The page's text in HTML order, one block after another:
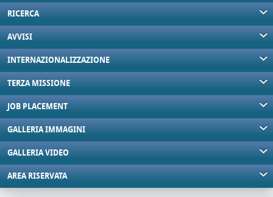
RICERCA
AVVISI
INTERNAZIONALIZZAZIONE
TERZA MISSIONE
JOB PLACEMENT
GALLERIA IMMAGINI
GALLERIA VIDEO
AREA RISERVATA